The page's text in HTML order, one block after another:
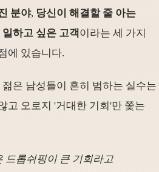
분야, 당신이 해결할 줄 아는
하고 싶은 고객이라는 세 가지
에 있습니다.
은 남성들이 흔히 범하는 실수는
고 오로지 '거대한 기회'만 쫓는
드롭쉬핑이 큰 기회라고